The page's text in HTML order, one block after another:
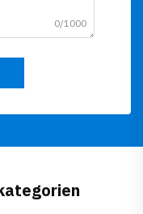
0/1000